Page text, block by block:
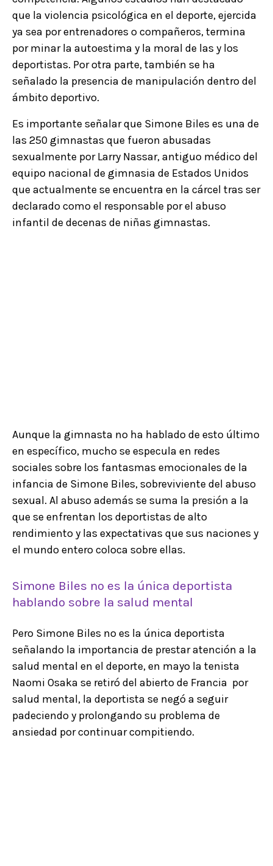
que la violencia psicológica en el deporte, ejercida
ya sea por entrenadores o compañeros, termina
por minar la autoestima y la moral de las y los
deportistas. Por otra parte, también se ha
señalado la presencia de manipulación dentro del
ámbito deportivo.
Es importante señalar que Simone Biles es una de
las 250 gimnastas que fueron abusadas
sexualmente por Larry Nassar, antiguo médico del
equipo nacional de gimnasia de Estados Unidos
que actualmente se encuentra en la cárcel tras ser
declarado como el responsable por el abuso
infantil de decenas de niñas gimnastas.
Aunque la gimnasta no ha hablado de esto último
en específico, mucho se especula en redes
sociales sobre los fantasmas emocionales de la
infancia de Simone Biles, sobreviviente del abuso
sexual. Al abuso además se suma la presión a la
que se enfrentan los deportistas de alto
rendimiento y las expectativas que sus naciones y
el mundo entero coloca sobre ellas.
Simone Biles no es la única deportista
hablando sobre la salud mental
Pero Simone Biles no es la única deportista
señalando la importancia de prestar atención a la
salud mental en el deporte, en mayo la tenista
Naomi Osaka se retiró del abierto de Francia por
salud mental, la deportista se negó a seguir
padeciendo y prolongando su problema de
ansiedad por continuar compitiendo.